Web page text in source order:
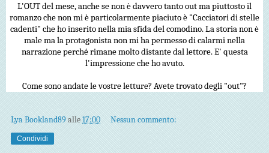
L'OUT del mese, anche se non è davvero tanto out ma piuttosto il
romanzo che non mi è particolarmente piaciuto è "Cacciatori di stelle
cadenti" che ho inserito nella mia sfida del comodino. La storia non è
male ma la protagonista non mi ha permesso di calarmi nella
narrazione perché rimane molto distante dal lettore. E' questa
l'impressione che ho avuto.
Come sono andate le vostre letture? Avete trovato degli "out"?
Lya Bookland89alle17:00 Nessun commento:
Condividi